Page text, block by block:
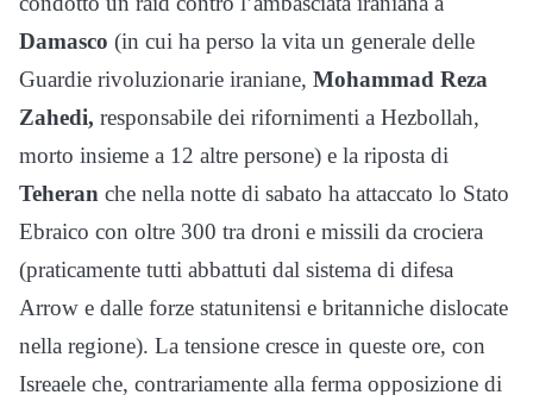
Damasco (in cui ha perso la vita un generale delle
Guardie rivoluzionarie iraniane, Mohammad Reza
Zahedi, responsabile dei rifornimenti a Hezbollah,
morto insieme a 12 altre persone) e la riposta di
Teheran che nella notte di sabato ha attaccato lo Stato
Ebraico con oltre 300 tra droni e missili da crociera
(praticamente tutti abbattuti dal sistema di difesa
Arrow e dalle forze statunitensi e britanniche dislocate
nella regione). La tensione cresce in queste ore, con
Isreaele che, contrariamente alla ferma opposizione di